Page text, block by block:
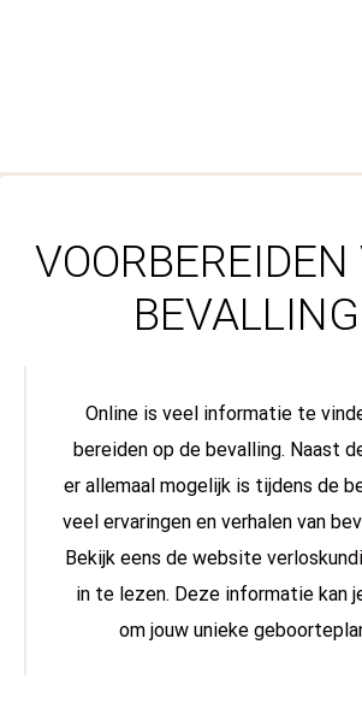
Online is veel informatie te
bereiden op de bevalling. Naast
er allemaal mogelijk is tijdens de
veel ervaringen en verhalen van
Bekijk eens de website
in te lezen. Deze informatie kan
om jouw unieke